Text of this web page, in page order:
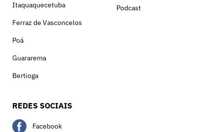
Itaquaquecetuba
Ferraz de Vasconcelos
Poá
Guararema
Bertioga
Podcast
REDES SOCIAIS
Facebook